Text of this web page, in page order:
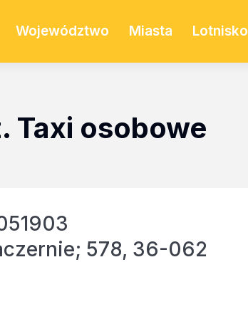
Województwo Miasta Lotnisko
Taxi osobowe
578, 36-062